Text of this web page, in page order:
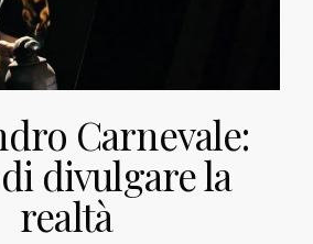
Carnevale:
di divulgare la
realtà